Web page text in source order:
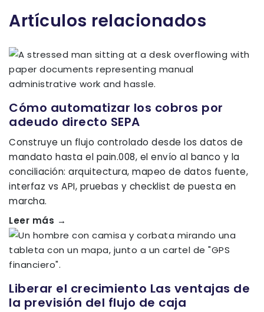
Artículos relacionados
Cómo automatizar los cobros por
adeudo directo SEPA
Construye un flujo controlado desde los datos de
mandato hasta el pain.008, el envío al banco y la
conciliación: arquitectura, mapeo de datos fuente,
interfaz vs API, pruebas y checklist de puesta en
marcha.
Leer más →
Liberar el crecimiento Las ventajas de
la previsión del flujo de caja